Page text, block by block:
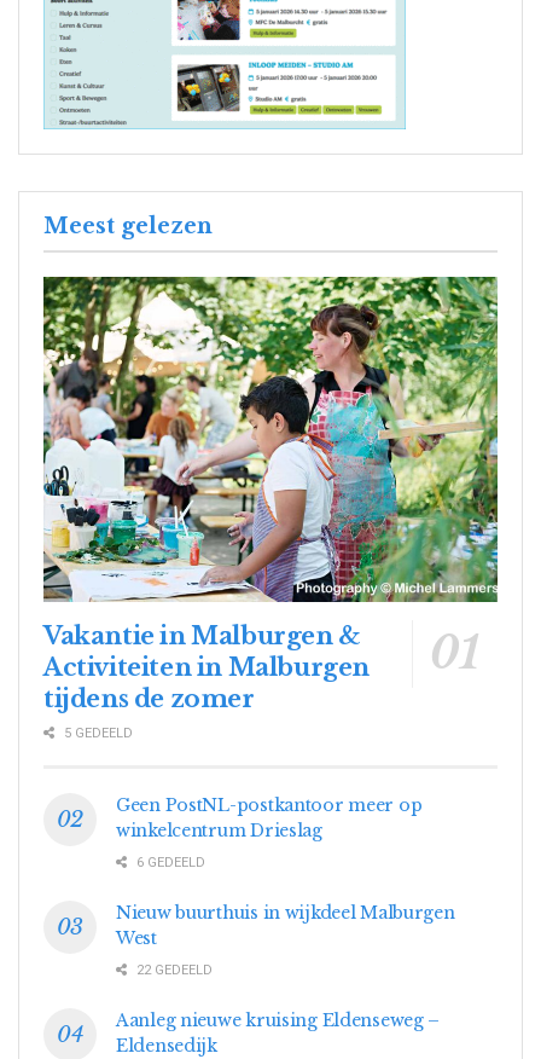
Meest gelezen
Vakantie in Malburgen &
Activiteiten in Malburgen
tijdens de zomer
5 GEDEELD
Geen PostNL-postkantoor meer op
winkelcentrum Drieslag
6 GEDEELD
Nieuw buurthuis in wijkdeel Malburgen
West
22 GEDEELD
Aanleg nieuwe kruising Eldenseweg –
Eldensedijk